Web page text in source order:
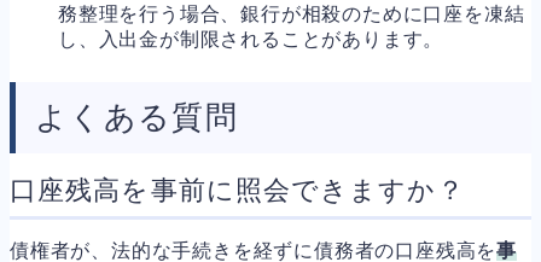
務整理を行う場合、銀行が相殺のために口座を凍結
し、入出金が制限されることがあります。
よくある質問
口座残高を事前に照会できますか？
債権者が、法的な手続きを経ずに債務者の口座残高を事